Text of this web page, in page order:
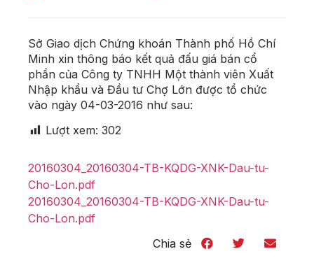
Sở Giao dịch Chứng khoán Thành phố Hồ Chí
Minh xin thông báo kết quả đấu giá bán cổ
phần của Công ty TNHH Một thành viên Xuất
Nhập khẩu và Đầu tư Chợ Lớn được tổ chức
vào ngày 04-03-2016 như sau:
Lượt xem: 302
20160304_20160304-TB-KQDG-XNK-Dau-tu-
Cho-Lon.pdf
20160304_20160304-TB-KQDG-XNK-Dau-tu-
Cho-Lon.pdf
Chia sẻ